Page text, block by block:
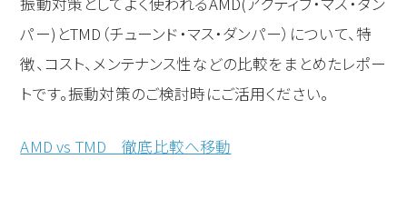
パー)とTMD（チューンド・マス・ダンパー）について、特
徴、コスト、メンテナンス性などの比較をまとめたレポー
トです。振動対策のご検討時にご活用ください。
AMD vs TMD 徹底比較へ移動